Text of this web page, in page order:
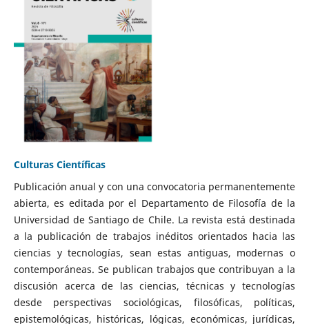
Culturas Científicas
Publicación anual y con una convocatoria permanentemente
abierta, es editada por el Departamento de Filosofía de la
Universidad de Santiago de Chile. La revista está destinada
a la publicación de trabajos inéditos orientados hacia las
ciencias y tecnologías, sean estas antiguas, modernas o
contemporáneas. Se publican trabajos que contribuyan a la
discusión acerca de las ciencias, técnicas y tecnologías
desde perspectivas sociológicas, filosóficas, políticas,
epistemológicas, históricas, lógicas, económicas, jurídicas,